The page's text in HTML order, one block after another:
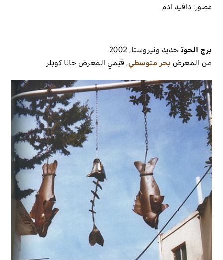
مصور:دافيد ادم
برج الحوتحديد ونيروستا,
2002
من المعرضبحر متوسطي,قيّمي المعرضحانا كوبلر